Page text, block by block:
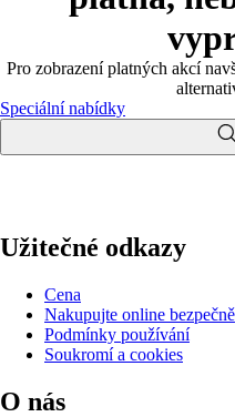
Pro zobrazení platných akcí
Speciální nabídky
Užitečné odkazy
Cena
Nakupujte online bezpečně
Podmínky používání
Soukromí a cookies
O nás